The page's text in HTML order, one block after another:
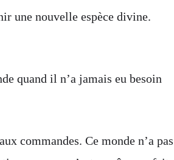
une nouvelle espèce divine.
quand il n’a jamais eu besoin
commandes. Ce monde n’a pas